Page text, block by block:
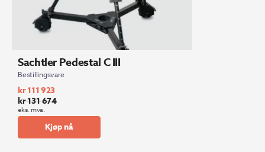
Sachtler Pedestal C III
Bestillingsvare
kr131 674
Opprinnelig
pris
kr111 923
Nåværende
pris
eks. mva.
Kjøp nå